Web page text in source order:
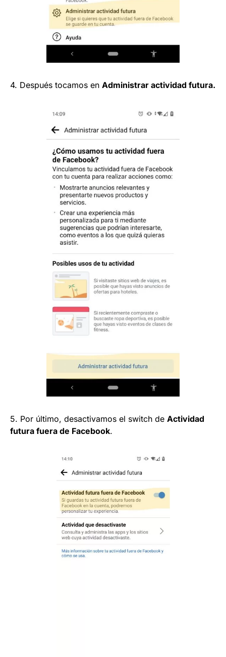
4. Después tocamos en Administrar actividad futura.
5. Por último, desactivamos el switch de Actividad
futura fuera de Facebook.